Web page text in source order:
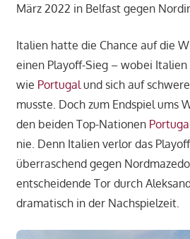
März 2022 in Belfast gegen
Italien hatte die Chance auf die
einen Playoff-Sieg – wobei
wie Portugal und sich auf
musste. Doch zum Endspiel ums
den beiden Top-Nationen
nie. Denn Italien verlor das
überraschend gegen
entscheidende Tor durch
dramatisch in der Nachspielzeit.